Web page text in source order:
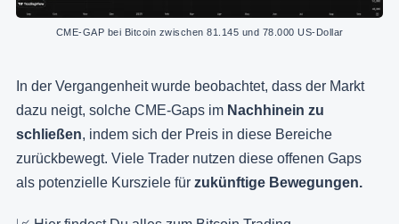
CME-GAP bei Bitcoin zwischen 81.145 und 78.000 US-Dollar
In der Vergangenheit wurde beobachtet, dass der Markt
dazu neigt, solche CME-Gaps im Nachhinein zu
schließen, indem sich der Preis in diese Bereiche
zurückbewegt. Viele Trader nutzen diese offenen Gaps
als potenzielle Kursziele für zukünftige Bewegungen.